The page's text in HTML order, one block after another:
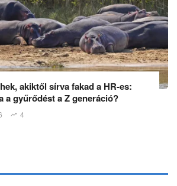
akiktől sírva fakad a HR-es:
a gyűrődést a Z generáció?
4